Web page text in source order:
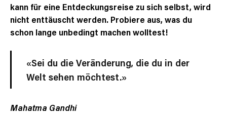
kann für eine Entdeckungsreise zu sich selbst, wird
nicht enttäuscht werden. Probiere aus, was du
schon lange unbedingt machen wolltest!
«Sei du die Veränderung, die du in der
Welt sehen möchtest.»
Mahatma Gandhi